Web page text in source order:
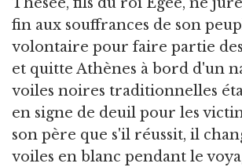
fin aux souffrances de son
volontaire pour faire partie
et quitte Athènes à bord d'un
voiles noires traditionnelles
en signe de deuil pour les
son père que s'il réussit, il
voiles en blanc pendant le